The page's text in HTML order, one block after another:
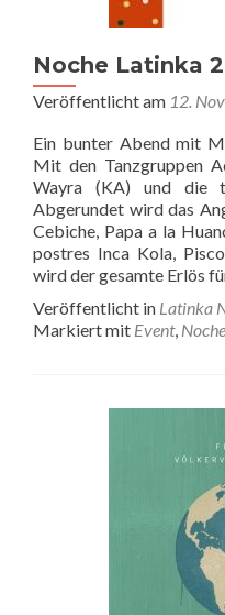
Noche Latinka
Veröffentlicht am 12.
Ein bunter Abend mit
Mit den Tanzgruppen
Wayra (KA) und die
Abgerundet wird das
Cebiche, Papa a la
postres Inca Kola,
wird der gesamte Erlös
Veröffentlicht in Latinka
Markiert mit Event,